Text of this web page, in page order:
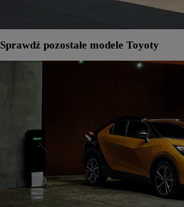
Sprawdź pozostałe modele Toyoty